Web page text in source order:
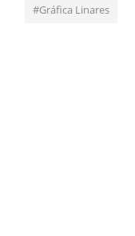
#Gráfica Linares